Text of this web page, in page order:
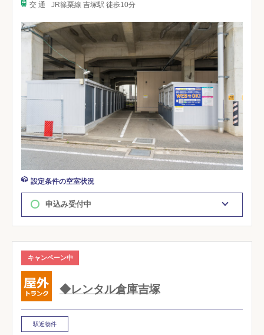
交 通 JR篠栗線 吉塚駅 徒歩10分
設定条件の空室状況
申込み受付中
キャンペーン中
◆レンタル倉庫吉塚
駅近物件